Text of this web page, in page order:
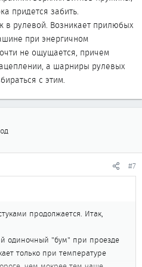
придется забить.
в рулевой. Возникает прилюбых
при энергичном
не ощущается, причем
а шарниры рулевых
с этим.
#7
продолжается. Итак,
одиночный "бум" при проезде
только при температуре